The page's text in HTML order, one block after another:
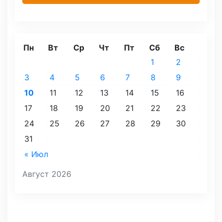
Август 2026
Пн Вт Ср Чт Пт Сб Вс
« Июл
1
2
3
4 5 6 7 8
9
10
11 12 13 14 15
16
17
18 19 20 21 22
23
24
25 26 27 28 29
30
31